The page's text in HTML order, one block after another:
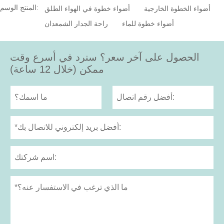
المنتج الوسم: أضواء خطوة في الهواء الطلق
أضواء الخطوة الخارجية
راحة الجدار الشمعدان
أضواء خطوة للماء
الحصول على آخر سعر؟ سنرد في أسرع وقت
ممكن (خلال 12 ساعة)